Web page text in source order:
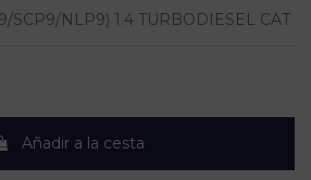
SCP9/NLP9) 1.4 TURBODIESEL CAT
Añadir a la cesta